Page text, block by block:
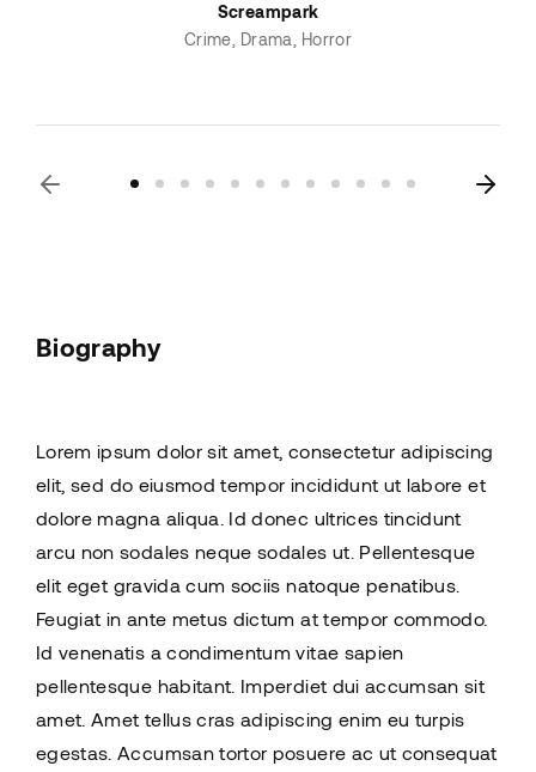
Screampark
Crime Drama Horror
Biography
Lorem ipsum dolor sit amet, consectetur adipiscing
elit, sed do eiusmod tempor incididunt ut labore et
dolore magna aliqua. Id donec ultrices tincidunt
arcu non sodales neque sodales ut. Pellentesque
elit eget gravida cum sociis natoque penatibus.
Feugiat in ante metus dictum at tempor commodo.
Id venenatis a condimentum vitae sapien
pellentesque habitant. Imperdiet dui accumsan sit
amet. Amet tellus cras adipiscing enim eu turpis
egestas. Accumsan tortor posuere ac ut consequat